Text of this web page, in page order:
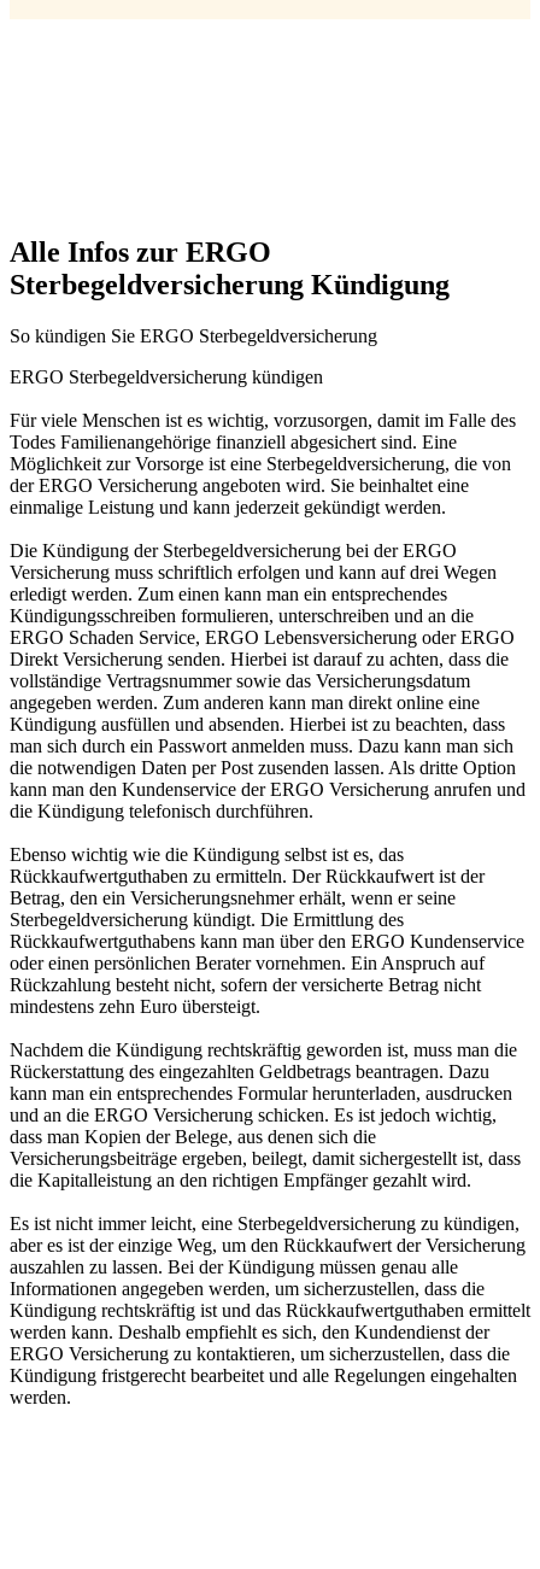
Alle Infos zur ERGO
Sterbegeldversicherung Kündigung
So kündigen Sie ERGO Sterbegeldversicherung
ERGO Sterbegeldversicherung kündigen
Für viele Menschen ist es wichtig, vorzusorgen, damit im Falle des
Todes Familienangehörige finanziell abgesichert sind. Eine
Möglichkeit zur Vorsorge ist eine Sterbegeldversicherung, die von
der ERGO Versicherung angeboten wird. Sie beinhaltet eine
einmalige Leistung und kann jederzeit gekündigt werden.
Die Kündigung der Sterbegeldversicherung bei der ERGO
Versicherung muss schriftlich erfolgen und kann auf drei Wegen
erledigt werden. Zum einen kann man ein entsprechendes
Kündigungsschreiben formulieren, unterschreiben und an die
ERGO Schaden Service, ERGO Lebensversicherung oder ERGO
Direkt Versicherung senden. Hierbei ist darauf zu achten, dass die
vollständige Vertragsnummer sowie das Versicherungsdatum
angegeben werden. Zum anderen kann man direkt online eine
Kündigung ausfüllen und absenden. Hierbei ist zu beachten, dass
man sich durch ein Passwort anmelden muss. Dazu kann man sich
die notwendigen Daten per Post zusenden lassen. Als dritte Option
kann man den Kundenservice der ERGO Versicherung anrufen und
die Kündigung telefonisch durchführen.
Ebenso wichtig wie die Kündigung selbst ist es, das
Rückkaufwertguthaben zu ermitteln. Der Rückkaufwert ist der
Betrag, den ein Versicherungsnehmer erhält, wenn er seine
Sterbegeldversicherung kündigt. Die Ermittlung des
Rückkaufwertguthabens kann man über den ERGO Kundenservice
oder einen persönlichen Berater vornehmen. Ein Anspruch auf
Rückzahlung besteht nicht, sofern der versicherte Betrag nicht
mindestens zehn Euro übersteigt.
Nachdem die Kündigung rechtskräftig geworden ist, muss man die
Rückerstattung des eingezahlten Geldbetrags beantragen. Dazu
kann man ein entsprechendes Formular herunterladen, ausdrucken
und an die ERGO Versicherung schicken. Es ist jedoch wichtig,
dass man Kopien der Belege, aus denen sich die
Versicherungsbeiträge ergeben, beilegt, damit sichergestellt ist, dass
die Kapitalleistung an den richtigen Empfänger gezahlt wird.
Es ist nicht immer leicht, eine Sterbegeldversicherung zu kündigen,
aber es ist der einzige Weg, um den Rückkaufwert der Versicherung
auszahlen zu lassen. Bei der Kündigung müssen genau alle
Informationen angegeben werden, um sicherzustellen, dass die
Kündigung rechtskräftig ist und das Rückkaufwertguthaben ermittelt
werden kann. Deshalb empfiehlt es sich, den Kundendienst der
ERGO Versicherung zu kontaktieren, um sicherzustellen, dass die
Kündigung fristgerecht bearbeitet und alle Regelungen eingehalten
werden.